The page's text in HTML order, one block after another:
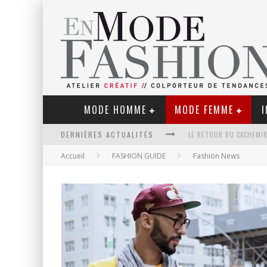
MODE HOMME MODE FEMME
DERNIÈRES ACTUALITÉS LE RETOUR DU
Accueil FASHION GUIDE Fashion News